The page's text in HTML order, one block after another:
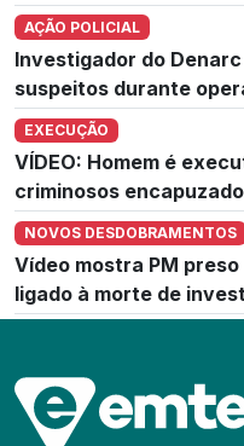
AÇÃO POLICIAL
Investigador do
suspeitos durante
EXECUÇÃO
VÍDEO: Homem é
criminosos
NOVOS DESDOBRAMENTOS
Vídeo mostra PM
ligado à morte de